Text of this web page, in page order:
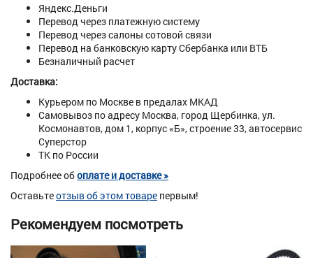
Яндекс.Деньги
Перевод через платежную систему
Перевод через салоны сотовой связи
Перевод на банковскую карту Сбербанка или ВТБ
Безналичный расчет
Доставка:
Курьером по Москве в предалах МКАД
Самовывоз по адресу Москва, город Щербинка, ул.
Космонавтов, дом 1, корпус «Б», строение 33, автосервис
Суперстор
ТК по России
Подробнее обоплате и доставке »
Оставьтеотзыв об этом товаре первым!
Рекомендуем посмотреть